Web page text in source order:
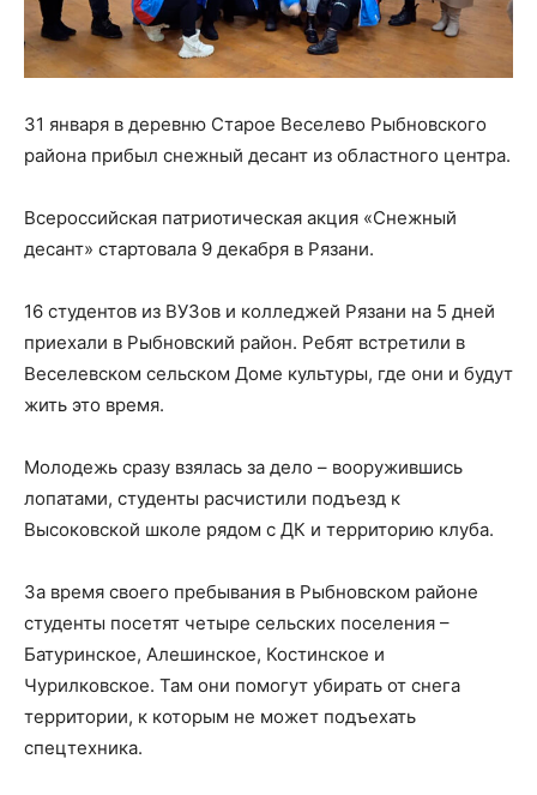
31 января в деревню Старое Веселево Рыбновского
района прибыл снежный десант из областного центра.
Всероссийская патриотическая акция «Снежный
десант» стартовала 9 декабря в Рязани.
16 студентов из ВУЗов и колледжей Рязани на 5 дней
приехали в Рыбновский район. Ребят встретили в
Веселевском сельском Доме культуры, где они и будут
жить это время.
Молодежь сразу взялась за дело – вооружившись
лопатами, студенты расчистили подъезд к
Высоковской школе рядом с ДК и территорию клуба.
За время своего пребывания в Рыбновском районе
студенты посетят четыре сельских поселения –
Батуринское, Алешинское, Костинское и
Чурилковское. Там они помогут убирать от снега
территории, к которым не может подъехать
спецтехника.